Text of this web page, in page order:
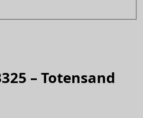
– Totensand